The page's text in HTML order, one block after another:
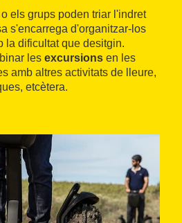
els grups poden triar l'indret
s'encarrega d'organitzar-los
la dificultat que desitgin.
les excursions en les
amb altres activitats de lleure,
etcètera.